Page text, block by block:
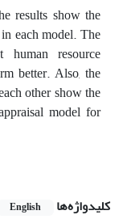
results show the
each model. The
resource
better. Also, the
other show the
model for
کلیدواژه‌ها English